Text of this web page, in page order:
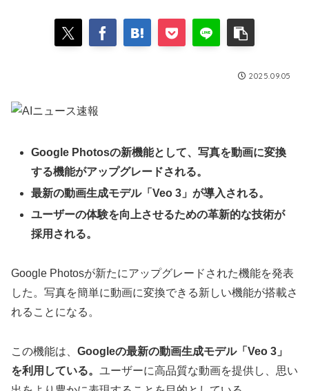
2025.09.05
Google Photosの新機能として、写真を動画に変換
する機能がアップグレードされる。
最新の動画生成モデル「Veo 3」が導入される。
ユーザーの体験を向上させるための革新的な技術が
採用される。
Google Photosが新たにアップグレードされた機能を発表
した。写真を簡単に動画に変換できる新しい機能が搭載さ
れることになる。
この機能は、 Googleの最新の動画生成モデル「Veo 3」
を利用している。 ユーザーに高品質な動画を提供し、思い